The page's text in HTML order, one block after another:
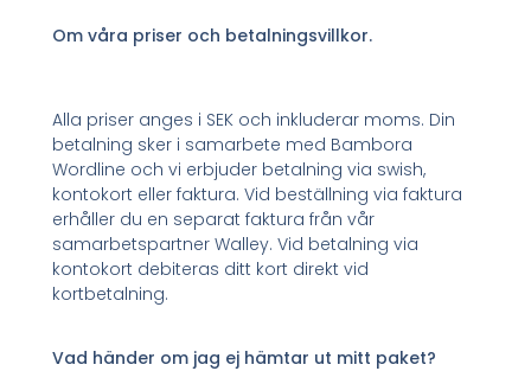
Om våra priser och betalningsvillkor.
Alla priser anges i SEK och inkluderar moms. Din
betalning sker i samarbete med Bambora
Wordline och vi erbjuder betalning via swish,
kontokort eller faktura. Vid beställning via faktura
erhåller du en separat faktura från vår
samarbetspartner Walley. Vid betalning via
kontokort debiteras ditt kort direkt vid
kortbetalning.
Vad händer om jag ej hämtar ut mitt paket?